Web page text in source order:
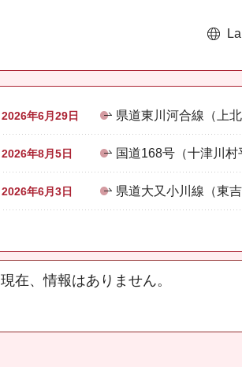
2026年6月29日 県道東川河合線（上
2026年8月5日 国道168号（十津川
2026年6月3日 県道大又小川線（東
現在、情報はありません。